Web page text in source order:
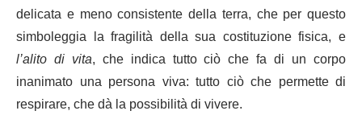
delicata e meno consistente della terra, che per questo
simboleggia la fragilità della sua costituzione fisica, e
l’alito di vita, che indica tutto ciò che fa di un corpo
inanimato una persona viva: tutto ciò che permette di
respirare, che dà la possibilità di vivere.